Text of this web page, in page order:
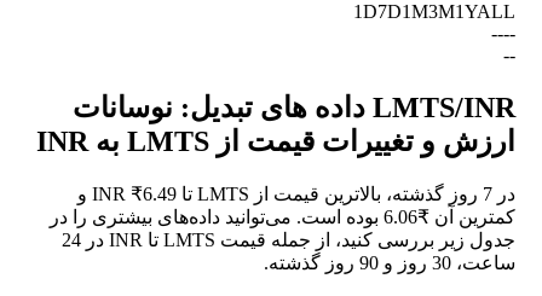
1D7D1M3M1YALL
--
--
--
LMTS/INR داده های تبدیل: نوسانات
ارزش و تغییرات قیمت از LMTS به INR
در 7 روز گذشته، بالاترین قیمت از LMTS تا INR ₹6.49 و
کمترین آن ₹6.06 بوده است. می‌توانید داده‌های بیشتری را در
جدول زیر بررسی کنید، از جمله قیمت LMTS تا INR در 24
ساعت، 30 روز و 90 روز گذشته.